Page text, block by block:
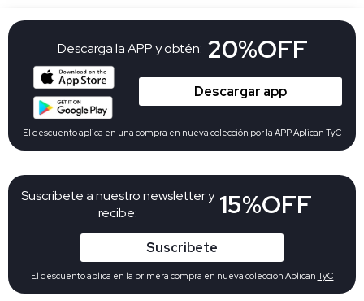
Suscribete a nuestro newsletter y
recibe:
15%OFF
Suscribete
El descuento aplica en la primera compra en nueva colección Aplican TyC
Descarga la APP y obtén: 20%OFF
Descargar app
El descuento aplica en una compra en nueva colección por la APP Aplican TyC